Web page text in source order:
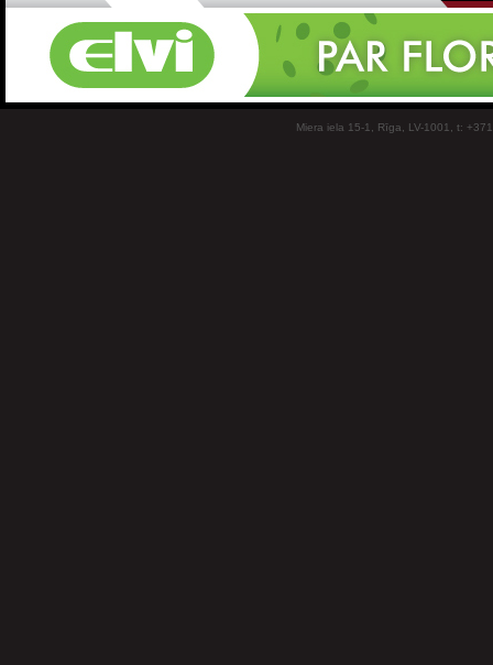
Miera iela 15-1, Rīga, LV-1001, t: